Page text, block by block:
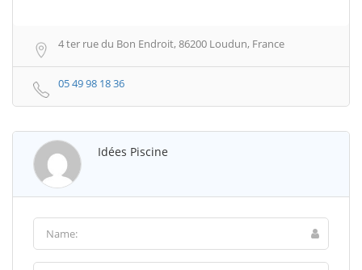
4 ter rue du Bon Endroit, 86200 Loudun, France
05 49 98 18 36
Idées Piscine